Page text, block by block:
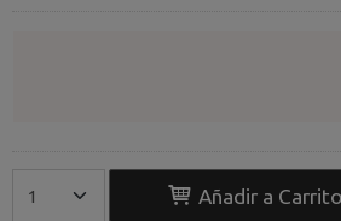
Añadir a Carrito